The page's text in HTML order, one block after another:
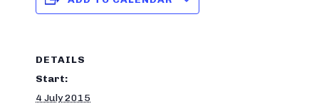
DETAILS
Start:
4 July 2015